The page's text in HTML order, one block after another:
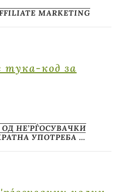
MARKETING
тука-код за
НЕ’РЃОСУВАЧКИ
УПОТРЕБА …